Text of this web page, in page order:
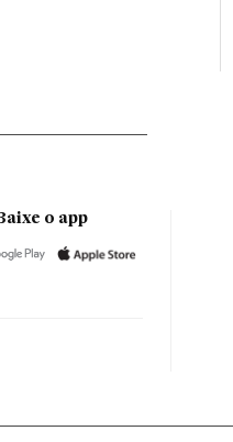
o app